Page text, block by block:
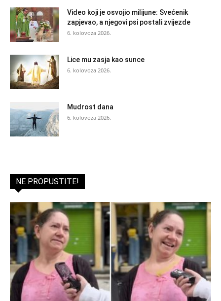
Video koji je osvojio milijune: Svećenik
zapjevao, a njegovi psi postali zvijezde
6. kolovoza 2026.
Lice mu zasja kao sunce
6. kolovoza 2026.
Mudrost dana
6. kolovoza 2026.
NE PROPUSTITE!